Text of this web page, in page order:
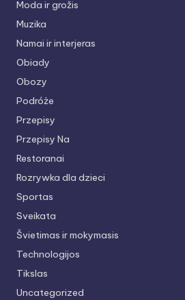
Moda ir grožis
Muzika
Namai ir interjeras
Obiady
Obozy
Podróże
Przepisy
Przepisy Na
Restoranai
Rozrywka dla dzieci
Sportas
Sveikata
Švietimas ir mokymasis
Technologijos
Tikslas
Uncategorized